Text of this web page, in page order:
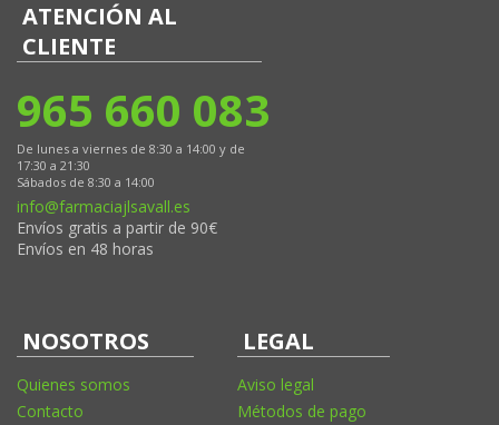
ATENCIÓN AL
CLIENTE
965 660 083
De lunes a viernes de 8:30 a 14:00 y de
17:30 a 21:30
Sábados de 8:30 a 14:00
info@farmaciajlsavall.es
Envíos gratis a partir de 90€
Envíos en 48 horas
NOSOTROS
Quienes somos
Contacto
LEGAL
Aviso legal
Métodos de pago